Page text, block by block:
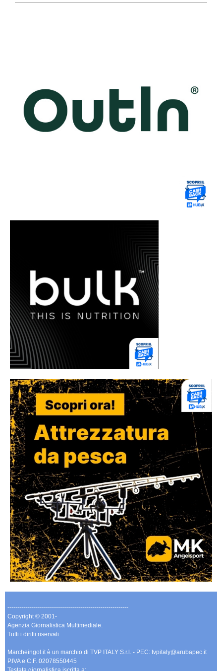
-------------------------------------------------------------
Copyright © 2001-
Agenzia Giornalistica Multimediale.
Tutti i diritti riservati.
Marcheingol.it è un marchio di TVP ITALY S.r.l. - PEC: tvpitaly@arubapec.it
P.IVA e C.F. 02078550445